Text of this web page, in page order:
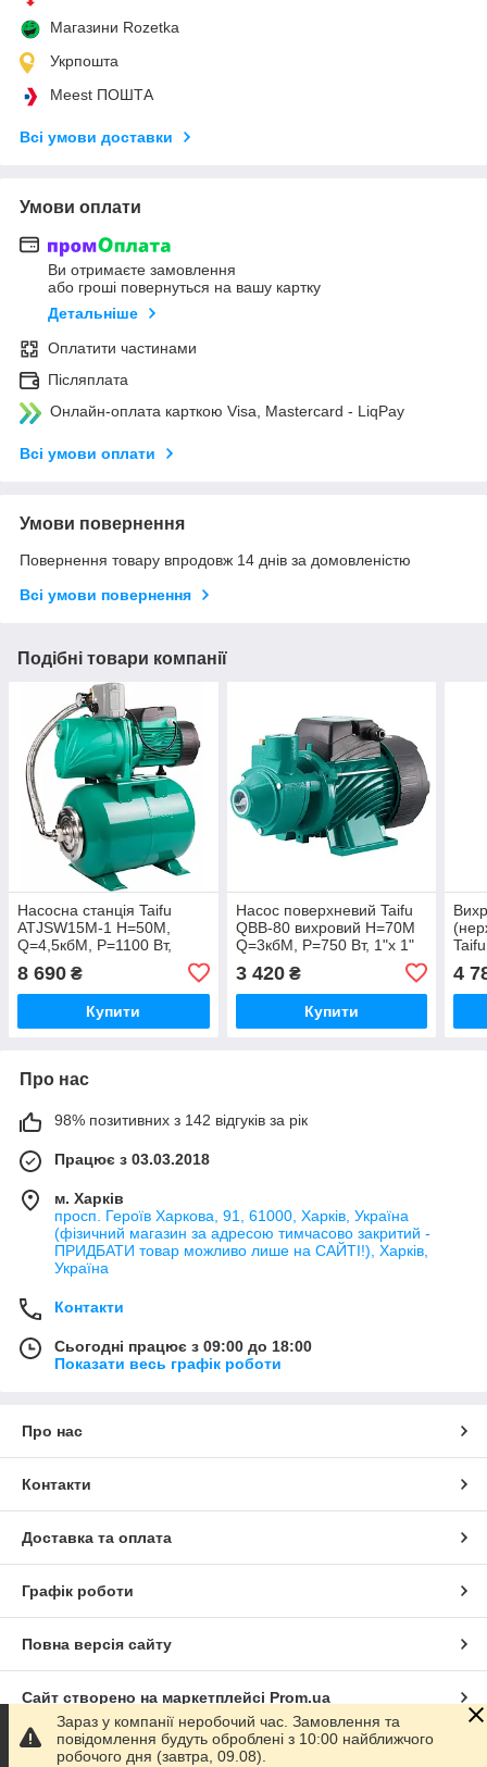
Магазини Rozetka
Укрпошта
Meest ПОШТА
Всі умови доставки
Умови оплати
Ви отримаєте замовлення
або гроші повернуться на вашу картку
Детальніше
Оплатити частинами
Післяплата
Онлайн-оплата карткою Visa, Mastercard - LiqPay
Всі умови оплати
Умови повернення
Повернення товару впродовж 14 днів за домовленістю
Всі умови повернення
Подібні товари компанії
Насосна станція Taifu
ATJSW15M-1 Н=50М,
Q=4,5кбМ, P=1100 Вт,
8 690 ₴
Купити
Насос поверхневий Taifu
QBB-80 вихровий Н=70М
Q=3кбМ, P=750 Вт, 1"x 1"
3 420₴
Купити
Вт,
4
Про нас
98% позитивних з 142 відгуків за рік
Працює з 03.03.2018
м. Харків
просп. Героїв Харкова, 91, 61000, Харків, Україна
(фізичний магазин за адресою тимчасово закритий -
ПРИДБАТИ товар можливо лише на САЙТІ!), Харків,
Україна
Контакти
Сьогодні працює з 09:00 до 18:00
Показати весь графік роботи
Про нас
Контакти
Доставка та оплата
Графік роботи
Повна версія сайту
Сайт створено на маркетплейсі Prom.ua
Політика конфіденційності
Зараз у компанії неробочий час. Замовлення та
повідомлення будуть оброблені з 10:00 найближчого
робочого дня (завтра, 09.08).